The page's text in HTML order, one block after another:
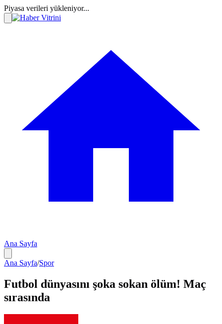
Piyasa verileri yükleniyor...
Ana Sayfa
Ana Sayfa/Spor
Futbol dünyasını şoka sokan ölüm! Maç
sırasında